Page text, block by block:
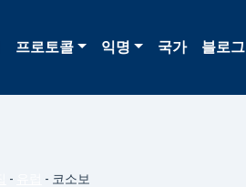
프로토콜 익명 국가 블로그
- - 코소보